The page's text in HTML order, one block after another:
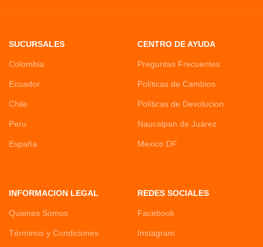
SUCURSALES
Colombia
Ecuador
Chile
Peru
España
CENTRO DE AYUDA
Preguntas Frecuentes
Políticas de Cambios
Políticas de Devolucion
Naucalpan de Juárez
Mexico DF
INFORMACION LEGAL
Quienes Somos
Términos y Condiciones
REDES SOCIALES
Facebook
Instagram